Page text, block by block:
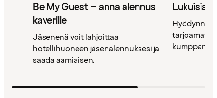
Be My Guest – anna alennus
kaverille
Jäsenenä voit lahjoittaa
hotellihuoneen jäsenalennuksesi ja
saada aamiaisen.
Lukuisia
Hyödynnä
tarjoamat